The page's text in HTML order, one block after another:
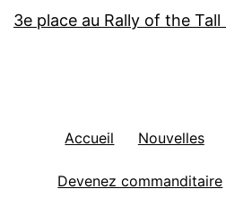
3e place au Rally of the
Accueil Nouvelles
Devenez commanditaire